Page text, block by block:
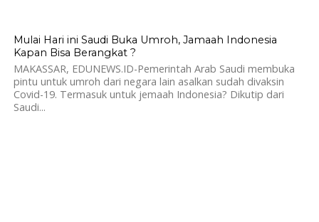
Mulai Hari ini Saudi Buka Umroh, Jamaah Indonesia
Kapan Bisa Berangkat ?
MAKASSAR, EDUNEWS.ID-Pemerintah Arab Saudi membuka
pintu untuk umroh dari negara lain asalkan sudah divaksin
Covid-19. Termasuk untuk jemaah Indonesia? Dikutip dari
Saudi...